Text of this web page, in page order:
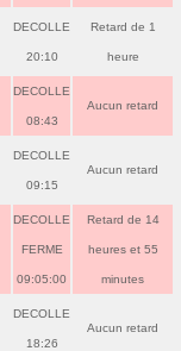
DECOLLE
20:10
Retard de 1
heure
DECOLLE
08:43
Aucun retard
DECOLLE
09:15
Aucun retard
DECOLLE
FERME
09:05:00
Retard de 14
heures et 55
minutes
DECOLLE
18:26
Aucun retard